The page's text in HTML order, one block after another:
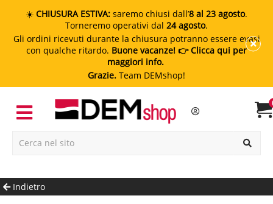
☀️ CHIUSURA ESTIVA: saremo chiusi dall’8 al 23 agosto.
Torneremo operativi dal 24 agosto.
Gli ordini ricevuti durante la chiusura potranno essere evasi
con qualche ritardo. Buone vacanze! 👉 Clicca qui per
maggiori info.
Grazie. Team DEMshop!
Indietro